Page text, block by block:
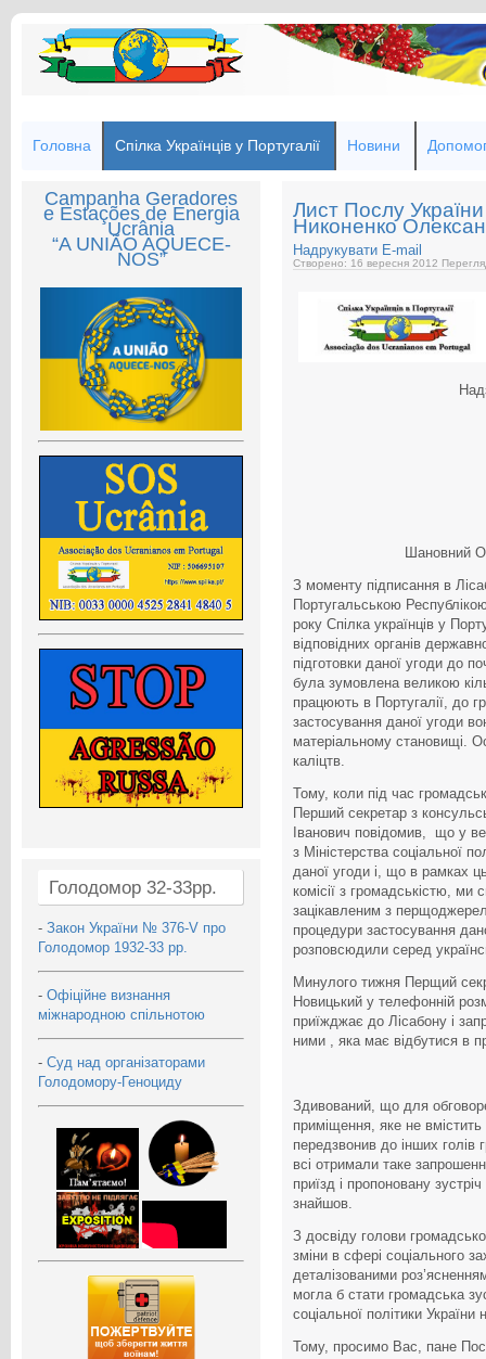
Головна Спілка Українців у Португалії Новини
Campanha Geradores
e Estações de Energia
Ucrânia
“A UNIÃO AQUECE-
NOS”
Голодомор 32-33рр.
- Закон України № 376-V про
Голодомор 1932-33 рр.
- Офіційне визнання
міжнародною спільнотою
- Суд над організаторами
Голодомору-Геноциду
Лист Послу України
Никоненко
Надрукувати E-mail
Створено: 16 вересня 2012
Шановний
З моменту підписання в
Португальською
року Спілка українців у
відповідних органів
підготовки даної угоди до
була зумовлена великою
працюють в Португалії, до
застосування даної угоди
матеріальному становищі.
каліцтв.
Тому, коли під час
Перший секретар з
Іванович повідомив, що у
з Міністерства соціальної
даної угоди і, що в рамках
комісії з громадськістю,
зацікавленим з
процедури застосування
розповсюдили серед
Минулого тижня Перщий
Новицький у телефонній
приїжджає до Лісабону і
ними , яка має відбутися в
Здивований, що для
приміщення, яке не
передзвонив до інших голів
всі отримали таке
приїзд і пропоновану
знайшов.
З досвіду голови
зміни в сфері соціального
деталізованими
могла б стати громадська
соціальної політики України
Тому, просимо Вас, пане